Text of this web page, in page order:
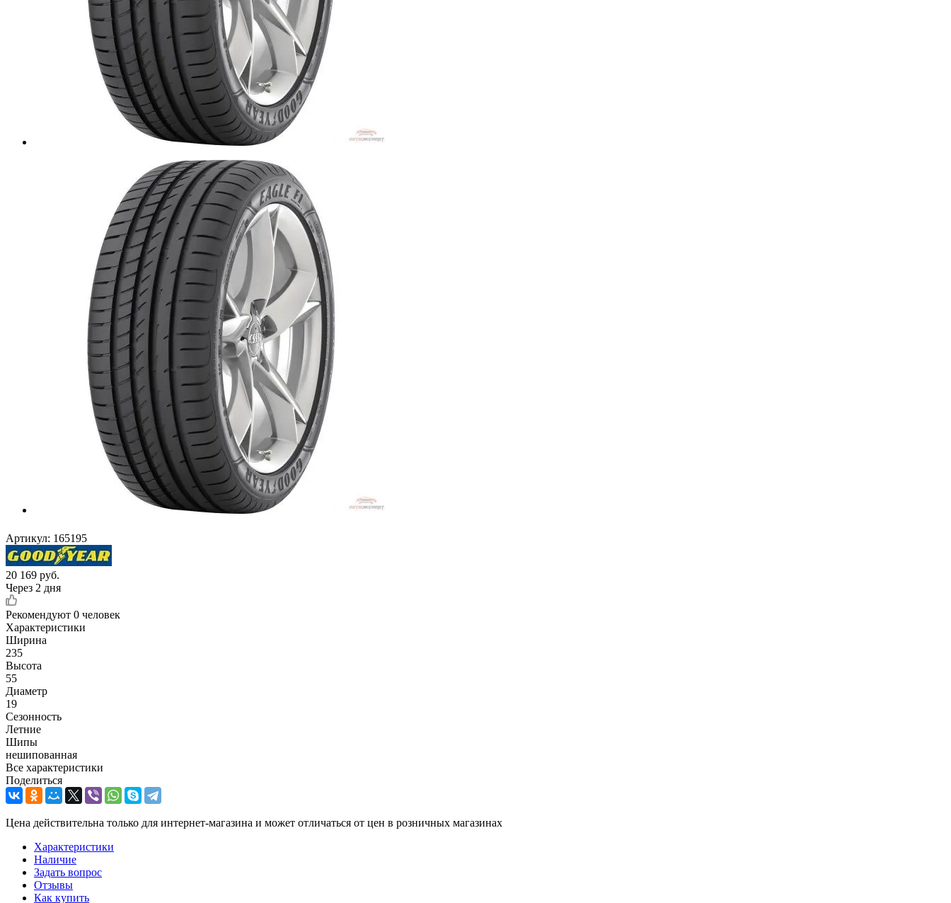
Артикул: 165195
20 169 руб.
Через 2 дня
Рекомендуют 0 человек
Характеристики
Ширина
235
Высота
55
Диаметр
19
Сезонность
Летние
Шипы
нешипованная
Все характеристики
Поделиться
Цена действительна только для интернет-магазина и может отличаться от цен в розничных магазинах
Характеристики
Наличие
Задать вопрос
Отзывы
Как купить